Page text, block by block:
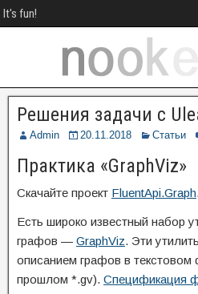
It's fun!
Решения задачи с
Admin 20.11.2018 Статьи
Практика «GraphViz»
Скачайте проект FluentApi.Graph.
Есть широко известный набор
графов — GraphViz. Эти
описанием графов в
прошлом *.gv). Спецификация